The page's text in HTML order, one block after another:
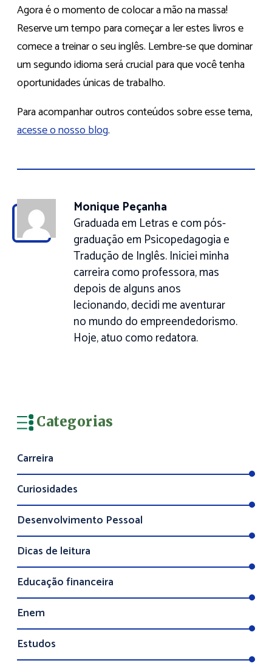
Agora é o momento de colocar a mão na massa!
Reserve um tempo para começar a ler estes livros e
comece a treinar o seu inglês. Lembre-se que dominar
um segundo idioma será crucial para que você tenha
oportunidades únicas de trabalho.
Para acompanhar outros conteúdos sobre esse tema,
acesse o nosso blog.
Monique Peçanha
Graduada em Letras e com pós-
graduação em Psicopedagogia e
Tradução de Inglês. Iniciei minha
carreira como professora, mas
depois de alguns anos
lecionando, decidi me aventurar
no mundo do empreendedorismo.
Hoje, atuo como redatora.
Categorias
Carreira
Curiosidades
Desenvolvimento Pessoal
Dicas de leitura
Educação financeira
Enem
Estudos